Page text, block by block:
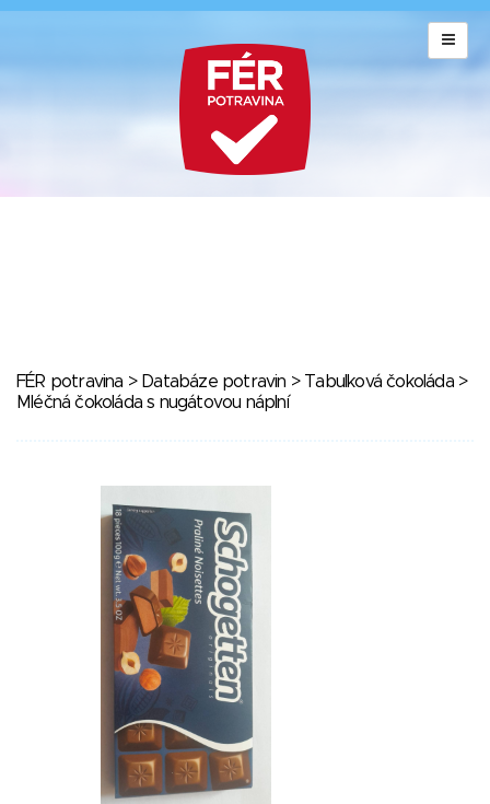
FÉR potravina > Databáze potravin > Tabulková čokoláda>
Mléčná čokoláda s nugátovou náplní